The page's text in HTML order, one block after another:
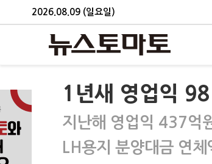
2026.08.09 (일요일)
1년새 영업익
지난해 영업익 437억
LH용지 분양대금 연체